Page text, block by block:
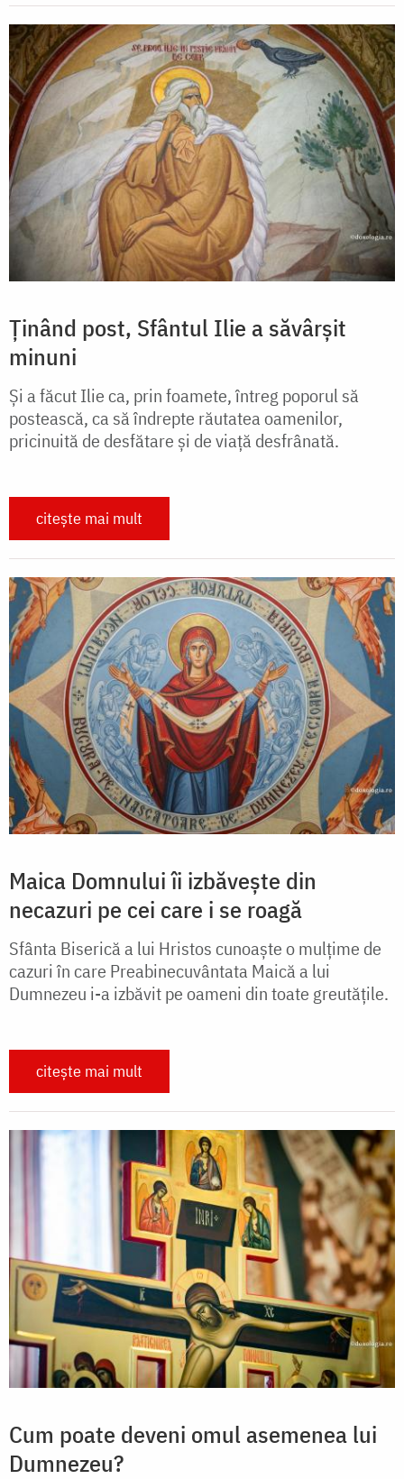
Ținând post, Sfântul Ilie a săvârșit
minuni
Și a făcut Ilie ca, prin foamete, întreg poporul să
postească, ca să îndrepte răutatea oamenilor,
pricinuită de desfătare și de viață desfrânată.
citește mai mult
Maica Domnului îi izbăvește din
necazuri pe cei care i se roagă
Sfânta Biserică a lui Hristos cunoaște o mulțime de
cazuri în care Preabinecuvântata Maică a lui
Dumnezeu i-a izbăvit pe oameni din toate greutățile.
citește mai mult
Cum poate deveni omul asemenea lui
Dumnezeu?